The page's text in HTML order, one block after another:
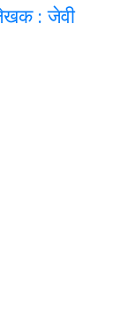
: जेवी